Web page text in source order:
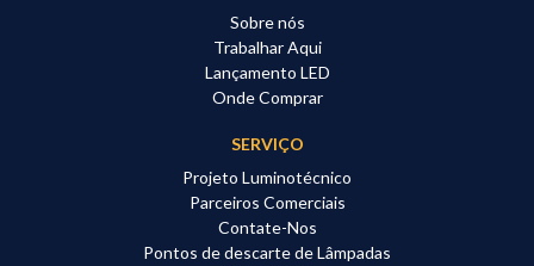
Sobre nós
Trabalhar Aqui
Lançamento LED
Onde Comprar
SERVIÇO
Projeto Luminotécnico
Parceiros Comerciais
Contate-Nos
Pontos de descarte de Lâmpadas